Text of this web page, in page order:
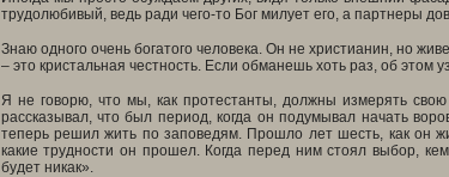
трудолюбивый, ведь ради чего-то Бог милует его, а партнеры
Знаю одного очень богатого человека. Он не христианин, но
– это кристальная честность. Если обманешь хоть раз, об этом
Я не говорю, что мы, как протестанты, должны измерять
рассказывал, что был период, когда он подумывал начать
теперь решил жить по заповедям. Прошло лет шесть, как он
какие трудности он прошел. Когда перед ним стоял выбор,
будет никак».